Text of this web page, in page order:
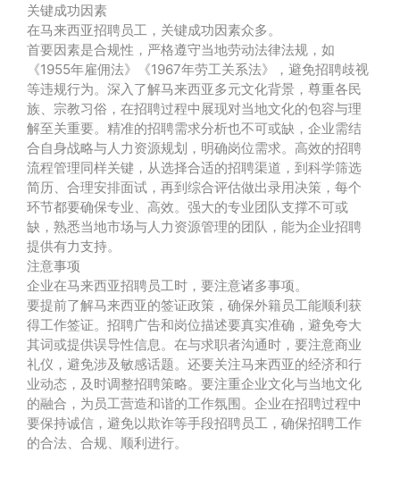
关键成功因素
在马来西亚招聘员工，关键成功因素众多。
首要因素是合规性，严格遵守当地劳动法律法规，如
《1955年雇佣法》《1967年劳工关系法》，避免招聘歧视
等违规行为。深入了解马来西亚多元文化背景，尊重各民
族、宗教习俗，在招聘过程中展现对当地文化的包容与理
解至关重要。精准的招聘需求分析也不可或缺，企业需结
合自身战略与人力资源规划，明确岗位需求。高效的招聘
流程管理同样关键，从选择合适的招聘渠道，到科学筛选
简历、合理安排面试，再到综合评估做出录用决策，每个
环节都要确保专业、高效。强大的专业团队支撑不可或
缺，熟悉当地市场与人力资源管理的团队，能为企业招聘
提供有力支持。
注意事项
企业在马来西亚招聘员工时，要注意诸多事项。
要提前了解马来西亚的签证政策，确保外籍员工能顺利获
得工作签证。招聘广告和岗位描述要真实准确，避免夸大
其词或提供误导性信息。在与求职者沟通时，要注意商业
礼仪，避免涉及敏感话题。还要关注马来西亚的经济和行
业动态，及时调整招聘策略。要注重企业文化与当地文化
的融合，为员工营造和谐的工作氛围。企业在招聘过程中
要保持诚信，避免以欺诈等手段招聘员工，确保招聘工作
的合法、合规、顺利进行。